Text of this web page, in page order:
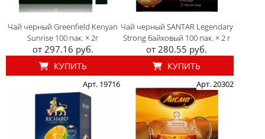
Чай черный Greenfield Kenyan
Sunrise 100 пак. × 2г
от 297.16 руб.
КУПИТЬ
Чай черный SANTAR Legendary
Strong байховый 100 пак. × 2 г
от 280.55 руб.
КУПИТЬ
Арт. 19716 Арт. 20302